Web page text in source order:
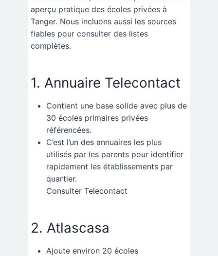
aperçu pratique des écoles privées à
Tanger. Nous incluons aussi les sources
fiables pour consulter des listes
complètes.
1. Annuaire Telecontact
Contient une base solide avec plus de
30 écoles primaires privées
référencées.
C’est l’un des annuaires les plus
utilisés par les parents pour identifier
rapidement les établissements par
quartier.
Consulter Telecontact
2. Atlascasa
Ajoute environ 20 écoles